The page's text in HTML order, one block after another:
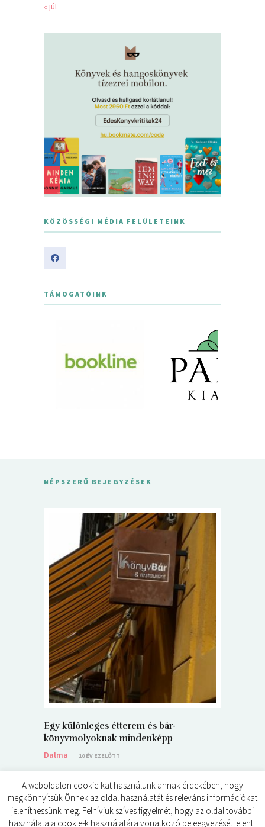
« júl
KÖZÖSSÉGI MÉDIA FELÜLETEINK
TÁMOGATÓINK
NÉPSZERŰ BEJEGYZÉSEK
Egy különleges étterem és bár-
könyvmolyoknak mindenképp
Dalma
10 ÉV EZELŐTT
A weboldalon cookie-kat használunk annak érdekében, hogy
megkönnyítsük Önnek az oldal használatát és releváns információkat
jeleníthessünk meg. Felhívjuk szíves figyelmét, hogy az oldal további
használata a cookie-k használatára vonatkozó beleegyezését jelenti.